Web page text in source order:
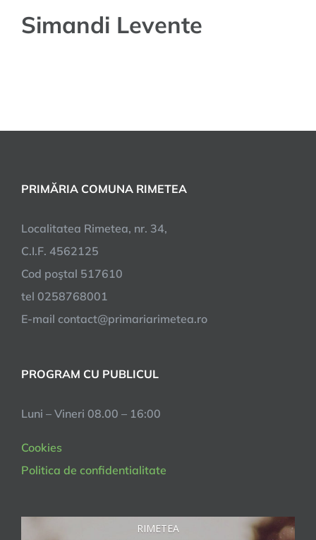
Simandi Levente
PRIMĂRIA COMUNA RIMETEA
Localitatea Rimetea, nr. 34,
C.I.F. 4562125
Cod poştal 517610
tel 0258768001
E-mail contact@primariarimetea.ro
PROGRAM CU PUBLICUL
Luni – Vineri 08.00 – 16:00
Cookies
Politica de confidentialitate
RIMETEA